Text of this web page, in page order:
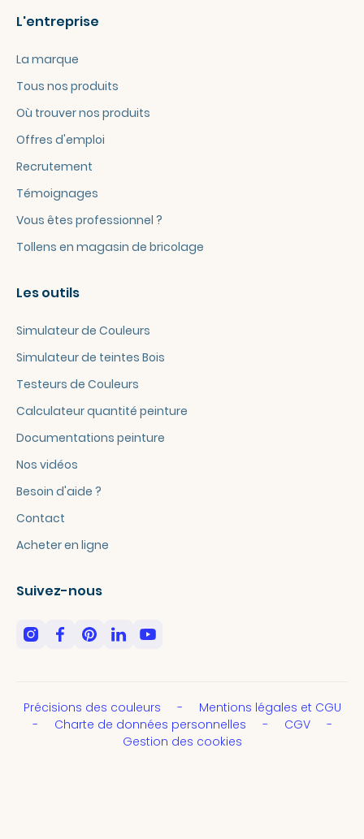
L'entreprise
La marque
Tous nos produits
Où trouver nos produits
Offres d'emploi
Recrutement
Témoignages
Vous êtes professionnel ?
Tollens en magasin de bricolage
Les outils
Simulateur de Couleurs
Simulateur de teintes Bois
Testeurs de Couleurs
Calculateur quantité peinture
Documentations peinture
Nos vidéos
Besoin d'aide ?
Contact
Acheter en ligne
Suivez-nous
Précisions des couleurs
Mentions légales et CGU
Charte de données personnelles
CGV
Gestion des cookies